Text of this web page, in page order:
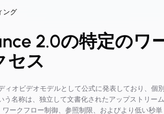
ング
2.0の特定のワ
セス
オビデオモデルとして公式に発表しており、個別
名称は、独立して文書化されたアップストリーム
ークフロー制御、参照制限、およびより低い秒単